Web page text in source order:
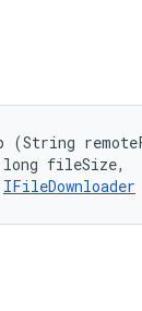
(String
fileSize,
IFileDownloader